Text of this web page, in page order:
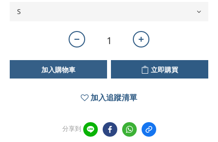
加入購物車 立即購買
加入追蹤清單
分享到